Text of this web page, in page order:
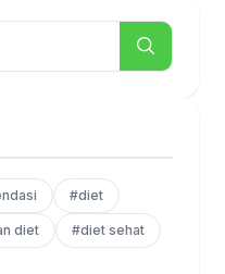
#diet
diet #diet sehat